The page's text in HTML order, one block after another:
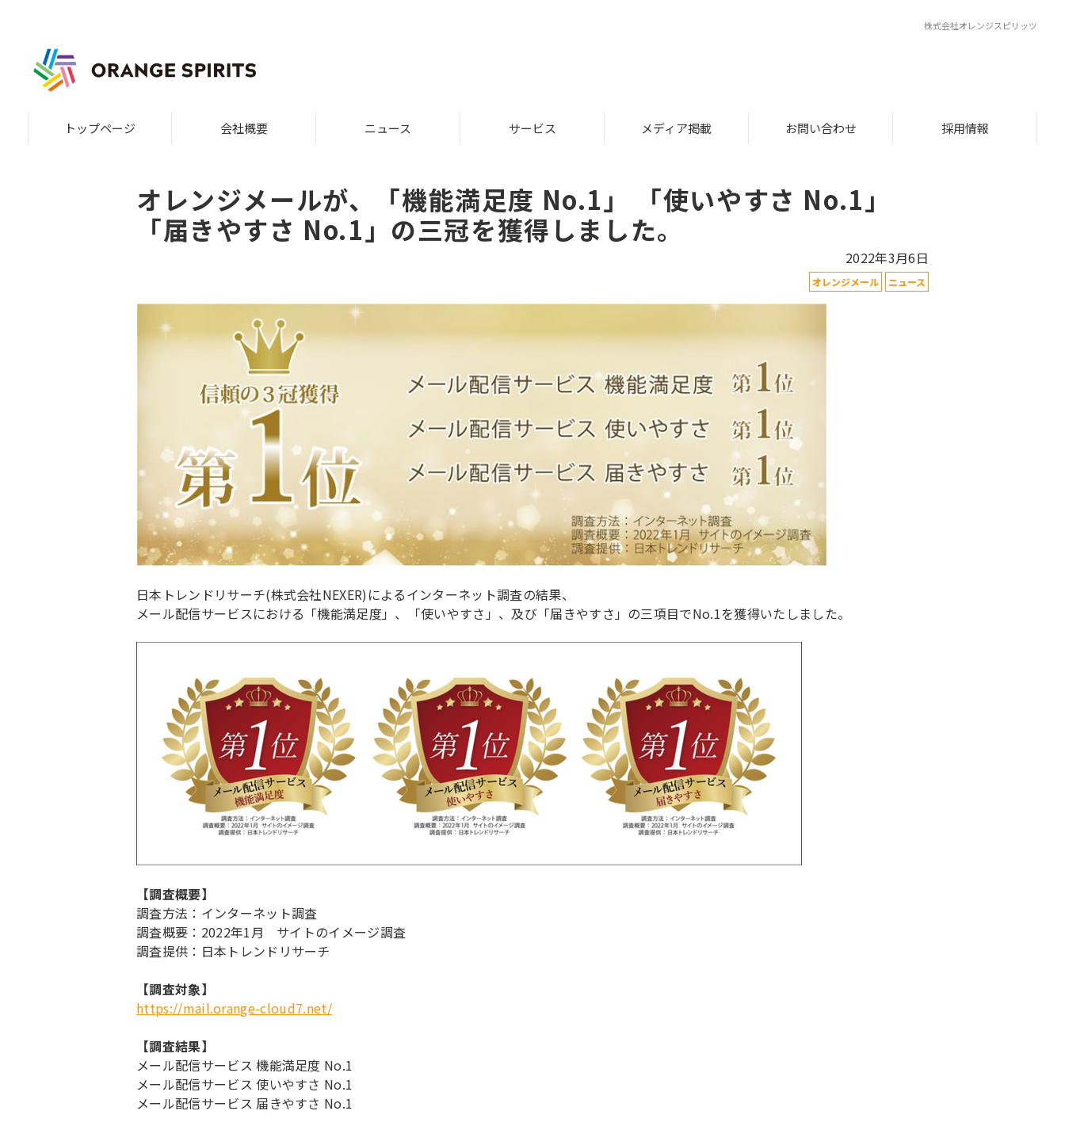
株式会社オレンジスピリッツ
トップページ 会社概要 ニュース サービス メディア掲載 お問い合わせ 採用情報
オレンジメールが、「機能満足度 No.1」 「使いやすさ No.1」
「届きやすさ No.1」の三冠を獲得しました。
2022年3月6日
オレンジメール ニュース
日本トレンドリサーチ(株式会社NEXER)によるインターネット調査の結果、
メール配信サービスにおける「機能満足度」、「使いやすさ」、及び「届きやすさ」の三項目でNo.1を獲得いたしました。
【調査概要】
調査方法：インターネット調査
調査概要：2022年1月 サイトのイメージ調査
調査提供：日本トレンドリサーチ
【調査対象】
https://mail.orange-cloud7.net/
【調査結果】
メール配信サービス 機能満足度 No.1
メール配信サービス 使いやすさ No.1
メール配信サービス 届きやすさ No.1